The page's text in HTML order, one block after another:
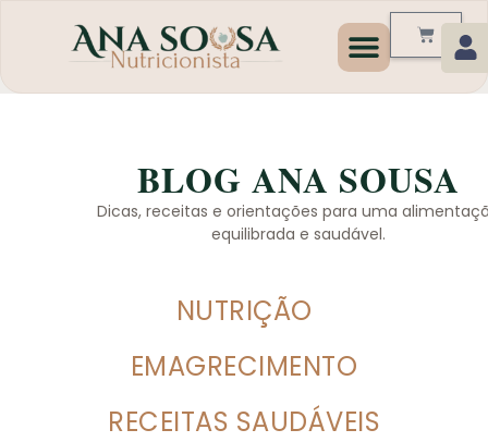
BLOG ANA SOUSA
Dicas, receitas e orientações para uma
equilibrada e saudável.
NUTRIÇÃO
EMAGRECIMENTO
RECEITAS SAUDÁVEIS